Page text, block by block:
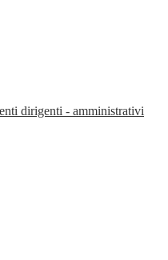
dirigenti - amministrativi